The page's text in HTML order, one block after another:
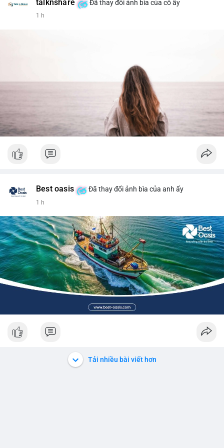
talknshare Đã thay đổi ảnh bìa của cô ấy
1 h
Best oasis Đã thay đổi ảnh bìa của anh ấy
1 h
Tải nhiều bài viết hơn